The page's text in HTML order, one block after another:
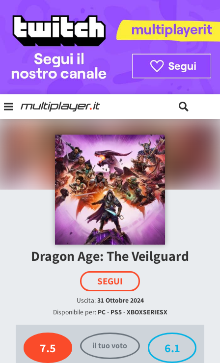
Dragon Age: The Veilguard
SEGUI
Uscita:31 Ottobre 2024
Disponibile per: PC- PS5-XBOXSERIESX
7.5 il tuo voto 6.1